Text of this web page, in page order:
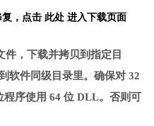
， 点击 此处 进入下载页面
件，下载并拷贝到指定目
软件同级目录里。确保对 32
序使用 64 位 DLL。否则可